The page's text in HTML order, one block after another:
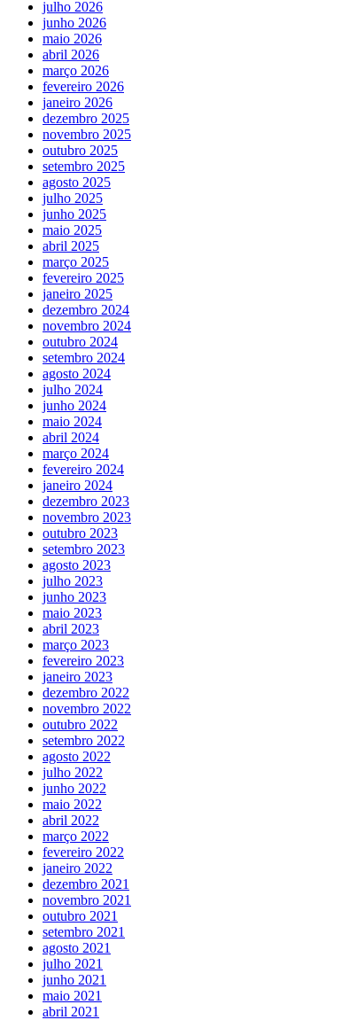
julho 2026
junho 2026
maio 2026
abril 2026
março 2026
fevereiro 2026
janeiro 2026
dezembro 2025
novembro 2025
outubro 2025
setembro 2025
agosto 2025
julho 2025
junho 2025
maio 2025
abril 2025
março 2025
fevereiro 2025
janeiro 2025
dezembro 2024
novembro 2024
outubro 2024
setembro 2024
agosto 2024
julho 2024
junho 2024
maio 2024
abril 2024
março 2024
fevereiro 2024
janeiro 2024
dezembro 2023
novembro 2023
outubro 2023
setembro 2023
agosto 2023
julho 2023
junho 2023
maio 2023
abril 2023
março 2023
fevereiro 2023
janeiro 2023
dezembro 2022
novembro 2022
outubro 2022
setembro 2022
agosto 2022
julho 2022
junho 2022
maio 2022
abril 2022
março 2022
fevereiro 2022
janeiro 2022
dezembro 2021
novembro 2021
outubro 2021
setembro 2021
agosto 2021
julho 2021
junho 2021
maio 2021
abril 2021